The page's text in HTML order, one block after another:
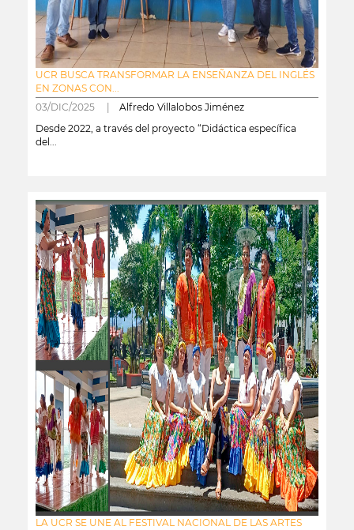
UCR BUSCA TRANSFORMAR LA ENSEÑANZA DEL INGLÉS
EN ZONAS CON...
03/DIC/2025 | Alfredo Villalobos Jiménez
Desde 2022, a través del proyecto “Didáctica específica
del...
LA UCR SE UNE AL FESTIVAL NACIONAL DE LAS ARTES